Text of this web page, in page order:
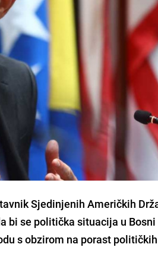
Sjedinjenih Američkih
bi se politička situacija u Bosni
s obzirom na porast